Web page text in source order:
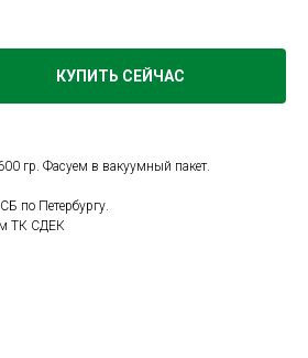
КУПИТЬ СЕЙЧАС
гр. Фасуем в вакуумный пакет.
по Петербургу.
ТК СДЕК